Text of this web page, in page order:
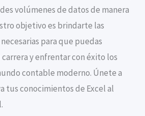
volúmenes de datos de manera
objetivo es brindarte las
para que puedas
y enfrentar con éxito los
contable moderno. Únete a
tus conocimientos de Excel al